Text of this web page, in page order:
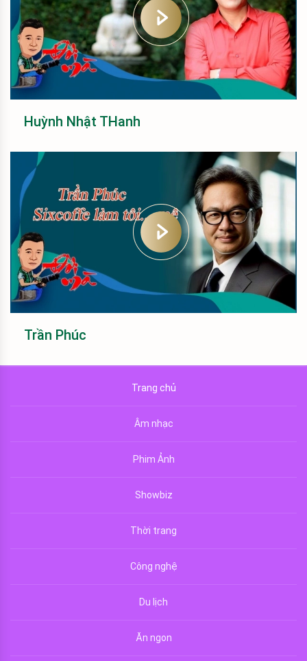
Huỳnh Nhật THanh
Trần Phúc
Trang chủ
Âm nhạc
Phim Ảnh
Showbiz
Thời trang
Công nghệ
Du lịch
Ăn ngon